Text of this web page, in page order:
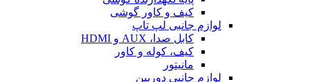
کیف و کاور گوشی
لوازم جانبی لپ تاپ
کابل صدا، AUX و HDMI
کیف، کوله و کاور
مانیتور
لوازم جانبی دوربین